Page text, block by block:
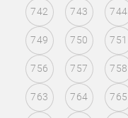
742 743 744
749 750 751
756 757 758
763 764 765